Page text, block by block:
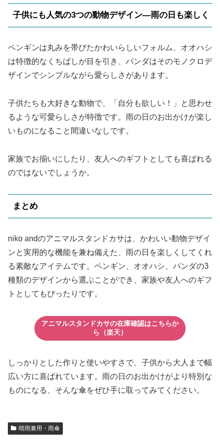
子供にも人気の3つの動物デザイン—雨の日も楽しく
ペンギンは丸みを帯びたかわいらしいフォルム、オオハシ
は特徴的なくちばしが目を引き、パンダはそのモノクロデ
ザインでシンプルながら愛らしさがあります。
子供たちも大好きな動物で、「自分も欲しい！」と思わせ
るような可愛らしさが特徴です。雨の日のお出かけが楽し
いものになること間違いなしです。
家族でお揃いにしたり、友人へのギフトとしても喜ばれる
のではないでしょうか。
まとめ
niko andのアニマルスタンドカサは、かわいい動物デザイ
ンと実用的な機能を兼ね備えた、雨の日を楽しくしてくれ
る素敵なアイテムです。ペンギン、オオハシ、パンダの3
種類のデザインから選ぶことができ、家族や友人へのギフ
トとしてもぴったりです。
アニマルスタンドカサの在庫確認はこちらか
ら （楽天）
しっかりとした作りと使いやすさで、子供から大人まで幅
広い方に喜ばれています。雨の日のお出かけがより特別な
ものになる、そんな傘をぜひ手に取ってみてください。
晴雨兼用・雨傘